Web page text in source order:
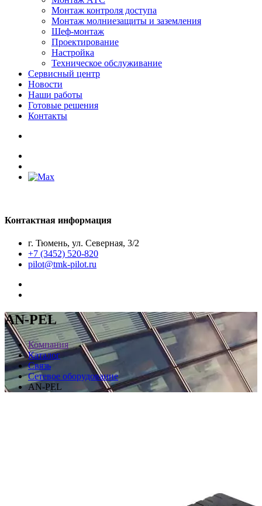
Монтаж контроля доступа
Монтаж молниезащиты и заземления
Шеф-монтаж
Проектирование
Настройка
Техническое обслуживание
Сервисный центр
Новости
Наши работы
Готовые решения
Контакты
Контактная информация
г. Тюмень, ул. Северная, 3/2
+7 (3452) 520-820
pilot@tmk-pilot.ru
AN-PEL
Компания
Каталог
Связь
Сетевое оборудование
AN-PEL